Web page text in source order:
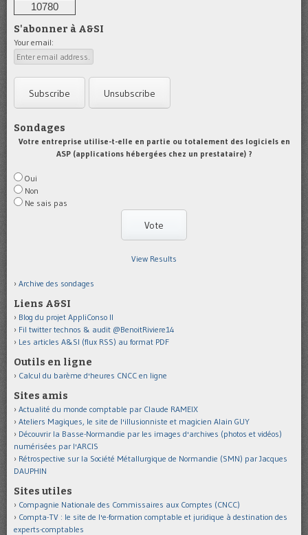
10780
S'abonner à A&SI
Your email:
Sondages
Votre entreprise utilise-t-elle en partie ou totalement des logiciels en
ASP (applications hébergées chez un prestataire) ?
Oui
Non
Ne sais pas
View Results
Archive des sondages
Liens A&SI
Blog du projet AppliConso II
Fil twitter technos & audit @BenoitRiviere14
Les articles A&SI (flux RSS) au format PDF
Outils en ligne
Calcul du barème d'heures CNCC en ligne
Sites amis
Actualité du monde comptable par Claude RAMEIX
Ateliers Magiques, le site de l'illusionniste et magicien Alain GUY
Découvrir la Basse-Normandie par les images d'archives (photos et vidéos)
numérisées par l'ARCIS
Rétrospective sur la Société Métallurgique de Normandie (SMN) par Jacques
DAUPHIN
Sites utiles
Compagnie Nationale des Commissaires aux Comptes (CNCC)
Compta-TV : le site de l'e-formation comptable et juridique à destination des
experts-comptables